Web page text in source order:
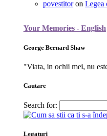
povestitoron Legea
Your Memories - English
George Bernard Shaw
"Viata, in ochii mei, nu
Cautare
Search for:
Legaturi